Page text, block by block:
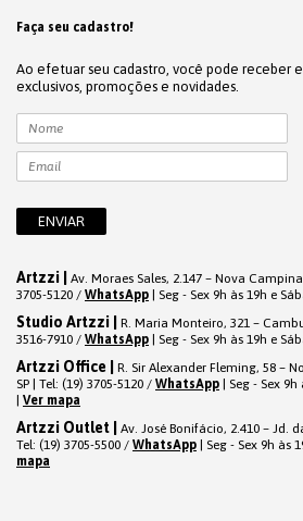
Faça seu cadastro!
Ao efetuar seu cadastro, você pode receber
exclusivos, promoções e novidades.
Artzzi | Av. Moraes Sales, 2.147 – Nova
3705-5120 / WhatsApp | Seg - Sex 9h às 19h e
Studio Artzzi | R. Maria Monteiro, 321 –
3516-7910 / WhatsApp | Seg - Sex 9h às 19h e
Artzzi Office | R. Sir Alexander Fleming, 58 –
SP | Tel: (19) 3705-5120 / WhatsApp | Seg - Sex
Ver mapa
Artzzi Outlet | Av. José Bonifácio, 2.410 – Jd.
Tel: (19) 3705-5500 / WhatsApp | Seg - Sex 9h às
mapa